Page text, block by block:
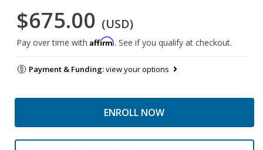
$675.00 (USD)
Pay over time with Affirm. See if you qualify at checkout.
Payment & Funding:view your options
ENROLL NOW